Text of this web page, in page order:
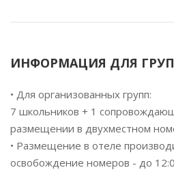
ИНФОРМАЦИЯ ДЛЯ
• Для организованных групп:
7 школьников + 1
размещении в двухместном
• Размещение в отеле
освобождение номеров - до